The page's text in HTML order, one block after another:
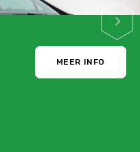
MEER INFO